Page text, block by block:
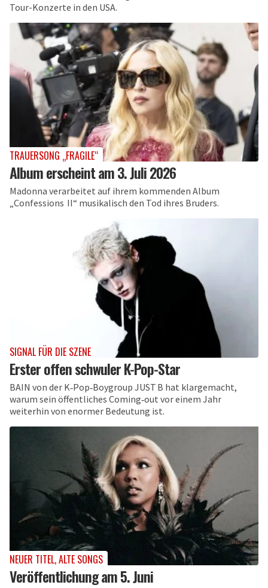
Tour-Konzerte in den USA.
TRAUERSONG „FRAGILE“
Album erscheint am 3. Juli 2026
Madonna verarbeitet auf ihrem kommenden Album
„Confessions II“ musikalisch den Tod ihres Bruders.
SIGNAL FÜR DIE SZENE
Erster offen schwuler K-Pop-Star
BAIN von der K‑Pop‑Boygroup JUST B hat klargemacht,
warum sein öffentliches Coming‑out vor einem Jahr
weiterhin von enormer Bedeutung ist.
NEUER TITEL, ALTE SONGS
Veröffentlichung am 5. Juni